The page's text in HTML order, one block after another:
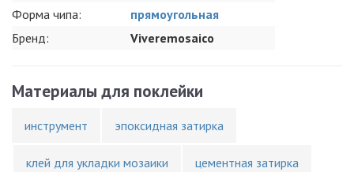
Форма чипа:
прямоугольная
Бренд:
Viveremosaico
Материалы для поклейки
инструмент эпоксидная затирка
клей для укладки мозаики цементная затирка